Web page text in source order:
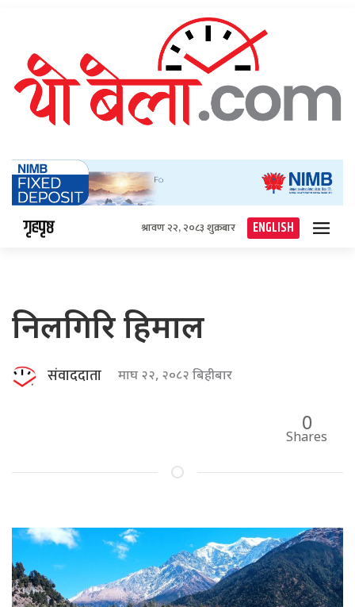
गृहपृष्ठ श्रावण २२, २०८३ शुक्रबार ENGLISH
निलगिरि हिमाल
संवाददाता माघ २२, २०८२ बिहीबार
0
Shares